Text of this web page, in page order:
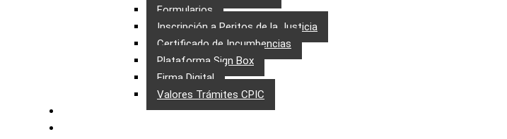
Formularios
Inscripción a Peritos de la Justicia
Certificado de Incumbencias
Plataforma Sign Box
Firma Digital
Valores Trámites CPIC